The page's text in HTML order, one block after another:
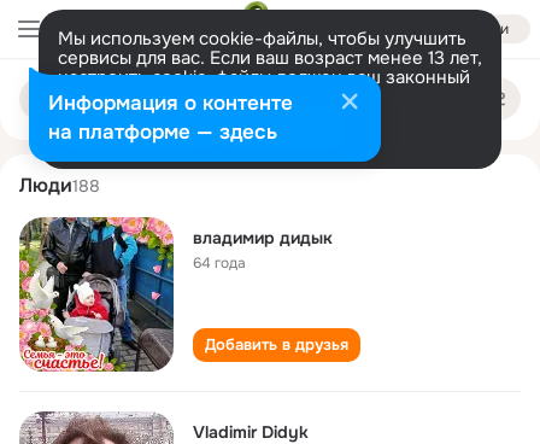
Войти
Мы используем cookie-файлы, чтобы улучшить
сервисы для вас. Если ваш возраст менее 13 лет,
настроить cookie-файлы должен ваш законный
представитель. Больше информации
Разрешить все Настроить
Поиск
людям
vladimir didyk
Люди188
владимир дидык
64 года
Добавить в друзья
Vladimir Didyk
Информация о контенте
на платформе — здесь